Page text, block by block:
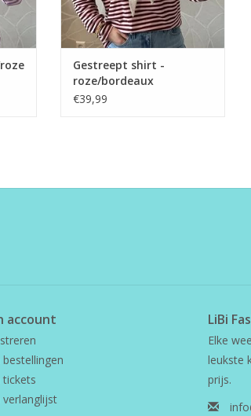
Gestreept shirt -
roze/bordeaux
€39,99
account
tickets
verlanglijst
LiBi
Elke
leukste
prijs.